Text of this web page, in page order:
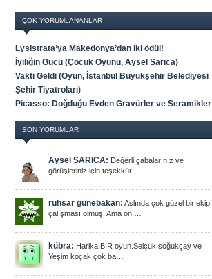
ÇOK YORUMLANANLAR
Lysistrata’ya Makedonya’dan iki ödül!
İyiliğin Gücü (Çocuk Oyunu, Aysel Sarıca)
Vakti Geldi (Oyun, İstanbul Büyükşehir Belediyesi
Şehir Tiyatroları)
Picasso: Doğduğu Evden Gravürler ve Seramikler
SON YORUMLAR
Aysel SARICA: Değerli çabalarınız ve
görüşleriniz için teşekkür …
ruhsar günebakan: Aslında çok güzel bir ekip
çalışması olmuş. Ama ön …
kübra: Harika BİR oyun.Selçuk soğukçay ve
Yeşim koçak çok ba…